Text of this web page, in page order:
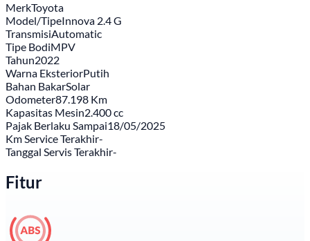
MerkToyota
Model/TipeInnova 2.4 G
TransmisiAutomatic
Tipe BodiMPV
Tahun2022
Warna EksteriorPutih
Bahan BakarSolar
Odometer87.198 Km
Kapasitas Mesin2.400 cc
Pajak Berlaku Sampai18/05/2025
Km Service Terakhir-
Tanggal Servis Terakhir-
Fitur